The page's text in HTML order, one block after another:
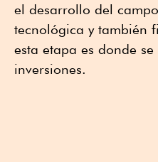
el desarrollo del
tecnológica y también
esta etapa es donde
inversiones.